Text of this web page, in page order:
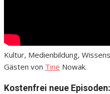
Kultur, Medienbildung,
Gästen von Tine Nowak.
Kostenfrei neue Episoden: